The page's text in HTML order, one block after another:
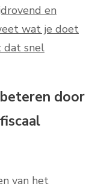
en
wat je doet
dat snel
door
van het